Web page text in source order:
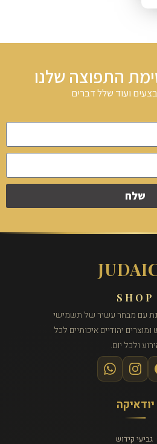
התפוצה שלנו
ועוד שלל דברים
שלח
SHOP
עם מבחר עשיר של תשמישי
יהודיים איכותיים לכל
ולכל יום.
יודאיקה
גביעי קידוש